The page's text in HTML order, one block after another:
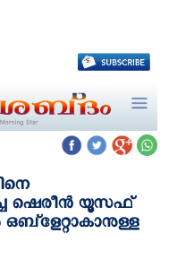
ഷെരീൻ യൂസഫ്